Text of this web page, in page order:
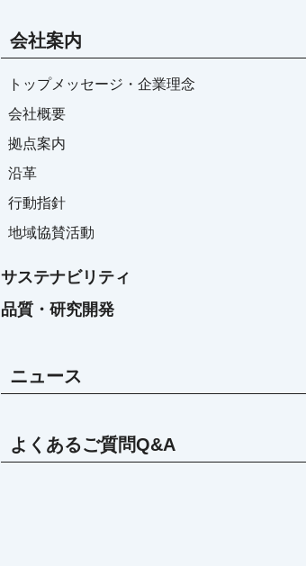
会社案内
トップメッセージ・企業理念
会社概要
拠点案内
沿革
行動指針
地域協賛活動
サステナビリティ
品質・研究開発
ニュース
よくあるご質問Q&A